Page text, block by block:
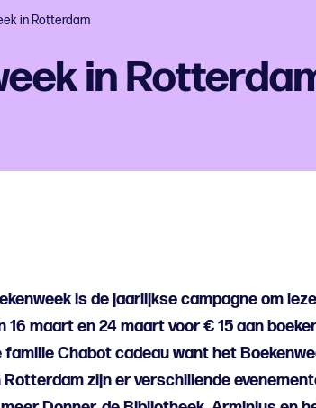
in Rotterdam
in
is de jaarlijkse campagne om
16 maart en 24 maart voor € 15 aan
familie Chabot cadeau want het
Rotterdam zijn er verschillende